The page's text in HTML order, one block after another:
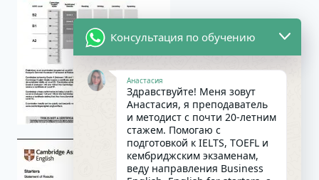
Консультация по обучению
Анастасия
Здравствуйте! Меня зовут
Анастасия, я преподаватель
и методист с почти 20-летним
стажем. Помогаю с
подготовкой к IELTS, TOEFL и
кембриджским экзаменам,
веду направления Business